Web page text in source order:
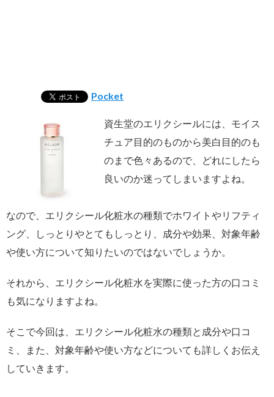
Pocket
資生堂のエリクシールには、モイス
チュア目的のものから美白目的のも
のまで色々あるので、どれにしたら
良いのか迷ってしまいますよね。
なので、エリクシール化粧水の種類でホワイトやリフティ
ング、しっとりやとてもしっとり、成分や効果、対象年齢
や使い方について知りたいのではないでしょうか。
それから、エリクシール化粧水を実際に使った方の口コミ
も気になりますよね。
そこで今回は、エリクシール化粧水の種類と成分や口コ
ミ、また、対象年齢や使い方などについても詳しくお伝え
していきます。